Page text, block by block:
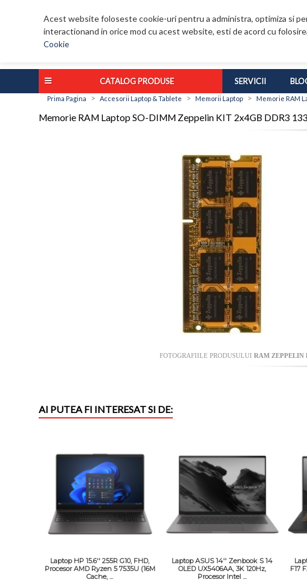
Acest website foloseste cookie-uri pentru a administra, optimiza si
interactionand in orice mod cu acest website, esti de acord cu
Cookie
CATALOG PRODUSE SERVICII
Prima Pagina > Accesorii Laptop & Tablete > Memorii Laptop > Memorie RAM
Memorie RAM Laptop SO-DIMM Zeppelin KIT 2x4GB DDR3
FOTOGRAFIILE PRODUSULUI RAM ZEPPELIN
AI PUTEA FI INTERESAT SI DE:
Laptop HP 15.6'' 255R G10, FHD,
Procesor AMD Ryzen 5 7535U (16M
Cache, ...
Laptop ASUS 14'' Zenbook S 14
OLED UX5406AA, 3K 120Hz,
Procesor Intel ...
F17